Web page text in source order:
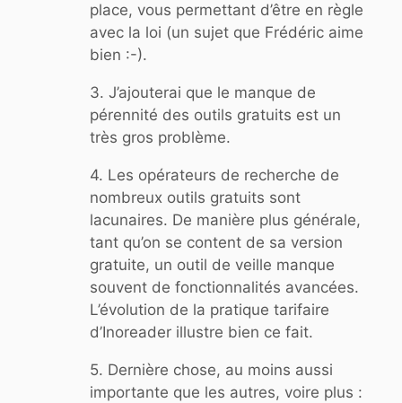
place, vous permettant d’être en règle
avec la loi (un sujet que Frédéric aime
bien :-).
3. J’ajouterai que le manque de
pérennité des outils gratuits est un
très gros problème.
4. Les opérateurs de recherche de
nombreux outils gratuits sont
lacunaires. De manière plus générale,
tant qu’on se content de sa version
gratuite, un outil de veille manque
souvent de fonctionnalités avancées.
L’évolution de la pratique tarifaire
d’Inoreader illustre bien ce fait.
5. Dernière chose, au moins aussi
importante que les autres, voire plus :